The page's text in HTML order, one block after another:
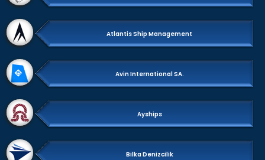
Atlantis Ship Management
Avin International SA.
Ayships
Bilka Denizcilik